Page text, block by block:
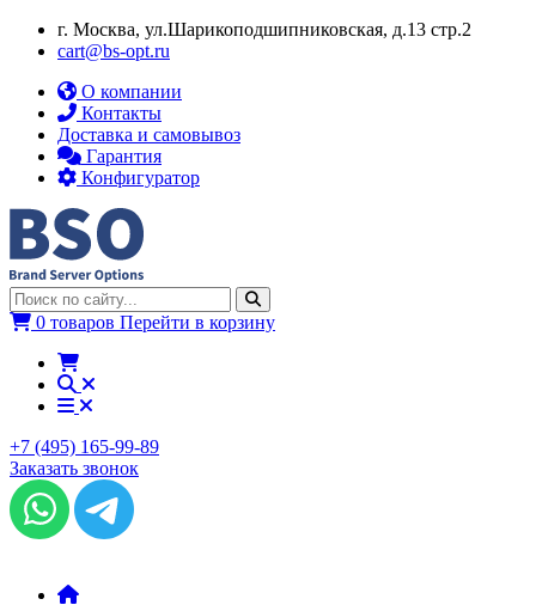
г. Москва, ул.​​Шарикоподшипниковская, д.13 стр.2
cart@bs-opt.ru
О компании
Контакты
Доставка и самовывоз
Гарантия
Конфигуратор
0 товаров Перейти в корзину
+7 (495) 165-99-89
Заказать звонок